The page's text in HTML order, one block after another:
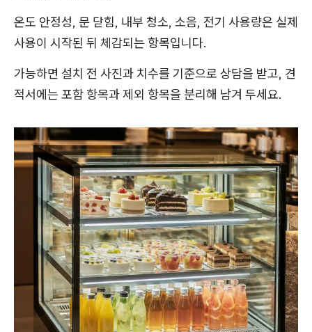
온도 안정성, 문 닫힘, 내부 청소, 소음, 전기 사용량은 실제
사용이 시작된 뒤 체감되는 항목입니다.
가능하면 설치 전 사진과 치수를 기준으로 상담을 받고, 견
적서에는 포함 항목과 제외 항목을 분리해 남겨 두세요.